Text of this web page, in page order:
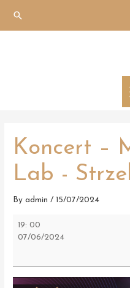
content
Search
Koncert –
Lab -
Byadmin/15/07/2024
Lab
-
19: 00
07/06/2024